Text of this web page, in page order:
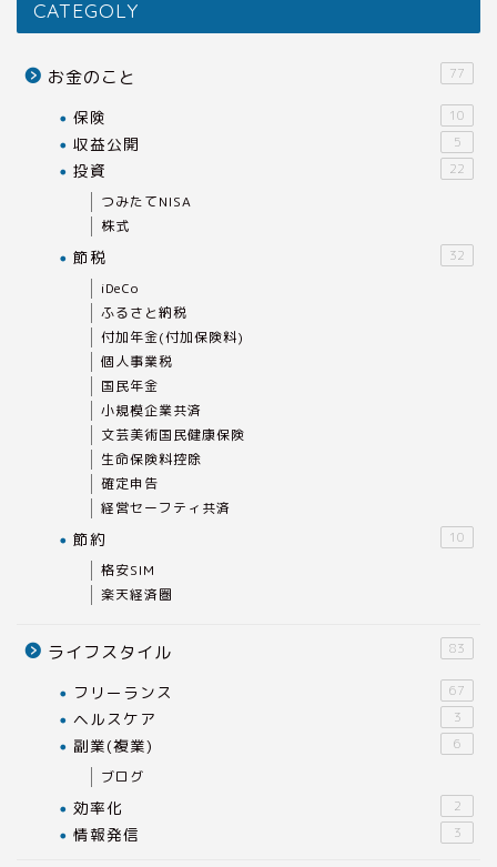
CATEGOLY
お金のこと 77
保険 10
収益公開 5
投資 22
つみたてNISA
株式
節税 32
iDeCo
ふるさと納税
付加年金(付加保険料)
個人事業税
国民年金
小規模企業共済
文芸美術国民健康保険
生命保険料控除
確定申告
経営セーフティ共済
節約 10
格安SIM
楽天経済圏
ライフスタイル 83
フリーランス 67
ヘルスケア 3
副業(複業) 6
ブログ
効率化 2
情報発信 3